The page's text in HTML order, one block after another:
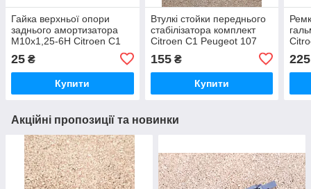
Гайка верхньої опори
заднього амортизатора
М10х1,25-6Н Citroen C1
Ситроэн Сітроен С1 Пежо
107
25 ₴
Купити
Втулкі стойки переднього
стабілізатора комплект
Citroen C1 Peugeot 107
Ситроен Ситроэн Сітроен
С1 Пежо 107
155₴
Купити
С1
225
Акційні пропозиції та новинки